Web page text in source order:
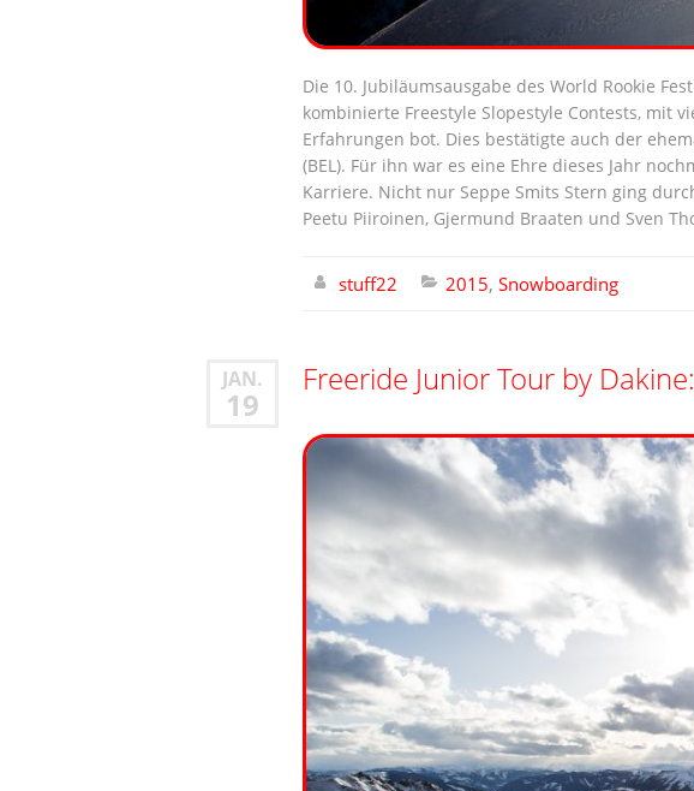
Die 10. Jubiläumsausgabe des World Rookie
kombinierte Freestyle Slopestyle Contests, mit
Erfahrungen bot. Dies bestätigte auch der
(BEL). Für ihn war es eine Ehre dieses Jahr
Karriere. Nicht nur Seppe Smits Stern ging
Peetu Piiroinen, Gjermund Braaten und Sven
stuff22 2015, Snowboarding
JAN.
19
Freeride Junior Tour by